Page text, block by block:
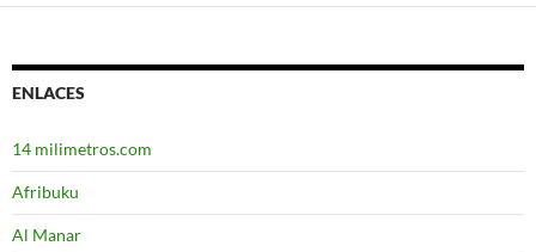
ENLACES
14 milimetros.com
Afribuku
Al Manar